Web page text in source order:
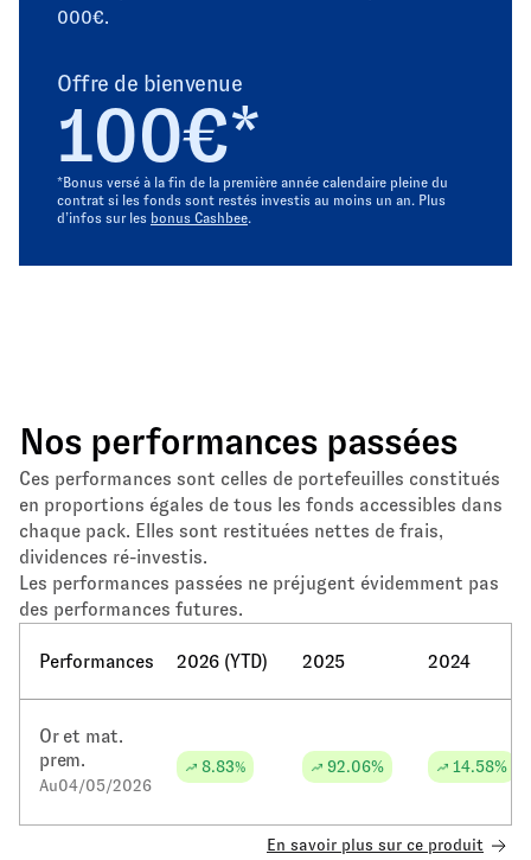
000€.
Offre de bienvenue
100€*
*Bonus versé à la fin de la première année calendaire pleine du
contrat si les fonds sont restés investis au moins un an. Plus
d’infos sur les bonus Cashbee.
Nos performances passées
Ces performances sont celles de portefeuilles constitués
en proportions égales de tous les fonds accessibles dans
chaque pack. Elles sont restituées nettes de frais,
dividences ré-investis.
Les performances passées ne préjugent évidemment pas
des performances futures.
Performances 2026 (YTD) 2025 2024
Or et mat.
prem.
Au04/05/2026
8.83% 92.06% 14.58%
En savoir plus sur ce produit